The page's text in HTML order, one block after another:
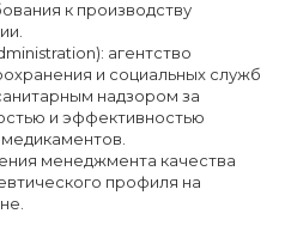
к производству
агентство
и социальных служб
надзором за
и эффективностью
менеджмента качества
профиля на